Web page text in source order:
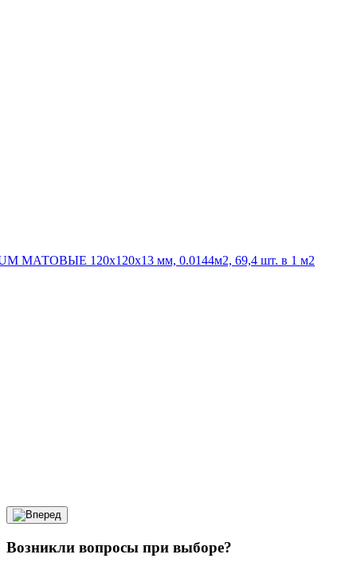
МАТОВЫЕ 120x120x13 мм, 0.0144м2, 69,4 шт. в 1 м2
Возникли вопросы при выборе?